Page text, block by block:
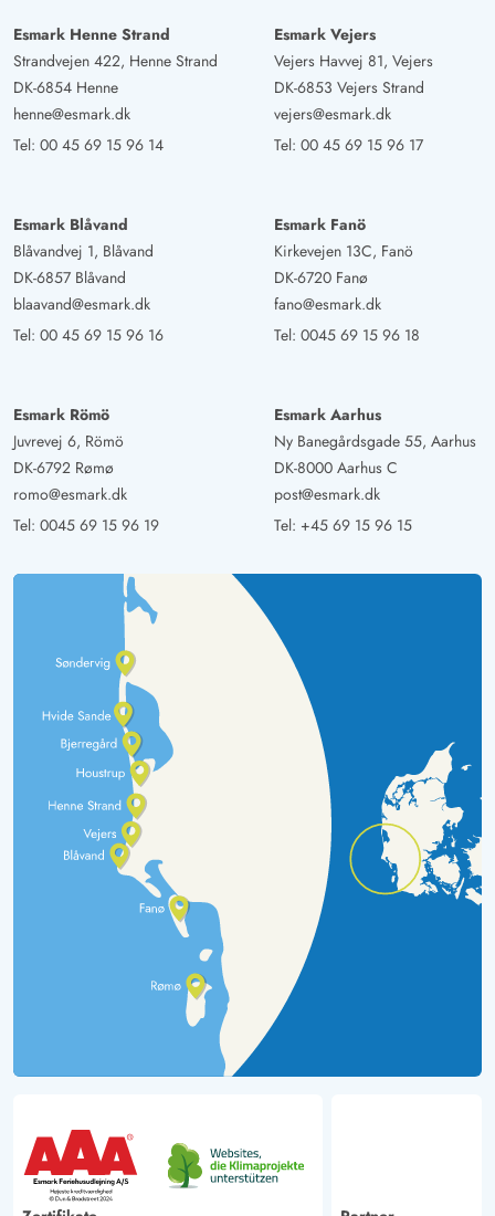
Esmark Henne Strand
Strandvejen 422, Henne Strand
DK-6854 Henne
henne@esmark.dk
Tel: 00 45 69 15 96 14
Esmark Vejers
Vejers Havvej 81, Vejers
DK-6853 Vejers Strand
vejers@esmark.dk
Tel: 00 45 69 15 96 17
Esmark Blåvand
Blåvandvej 1, Blåvand
DK-6857 Blåvand
blaavand@esmark.dk
Tel: 00 45 69 15 96 16
Esmark Fanö
Kirkevejen 13C, Fanö
DK-6720 Fanø
fano@esmark.dk
Tel: 0045 69 15 96 18
Esmark Römö
Juvrevej 6, Römö
DK-6792 Rømø
romo@esmark.dk
Tel: 0045 69 15 96 19
Esmark Aarhus
Ny Banegårdsgade 55, Aarhus
DK-8000 Aarhus C
post@esmark.dk
Tel: +45 69 15 96 15